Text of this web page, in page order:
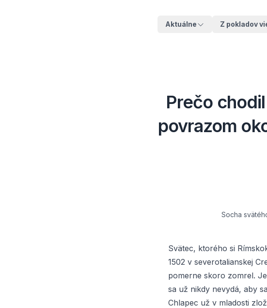
Aktuálne Z pokladov
Prečo
povrazom
Socha
Svätec, ktorého si
1502 v severotalianskej
pomerne skoro zomrel.
sa už nikdy nevydá, aby
Chlapec už v mladosti